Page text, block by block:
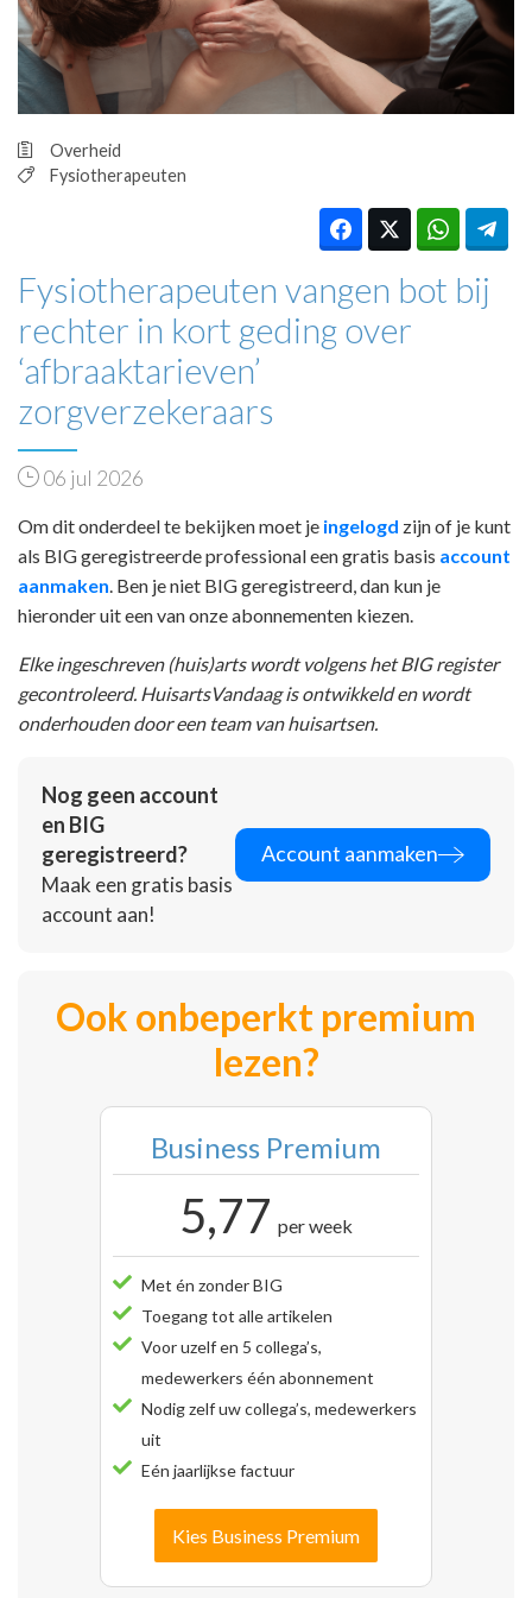
PRAKTIJKZAKEN
TARIEVEN
VPHUISARTSEN
INLOGGEN
Overheid
Fysiotherapeuten
Fysiotherapeuten vangen bot bij
rechter in kort geding over
‘afbraaktarieven’
zorgverzekeraars
06 jul 2026
Om dit onderdeel te bekijken moet je ingelogd zijn of je kunt
als BIG geregistreerde professional een gratis basis account
aanmaken. Ben je niet BIG geregistreerd, dan kun je
hieronder uit een van onze abonnementen kiezen.
Elke ingeschreven (huis)arts wordt volgens het BIG register
gecontroleerd. HuisartsVandaag is ontwikkeld en wordt
onderhouden door een team van huisartsen.
Nog geen account
en BIG
geregistreerd?
Maak een gratis basis
account aan!
Account aanmaken
Ook onbeperkt premium
lezen?
Business Premium
5,77 per week
Met én zonder BIG
Toegang tot alle artikelen
Voor uzelf en 5 collega’s,
medewerkers één abonnement
Nodig zelf uw collega’s, medewerkers
uit
Eén jaarlijkse factuur
Kies Business Premium